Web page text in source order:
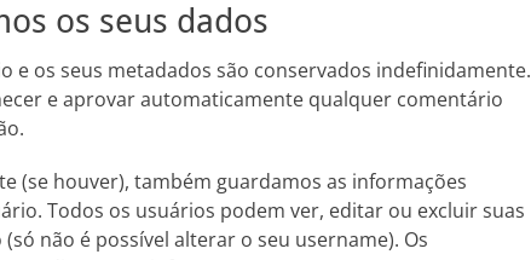
os seus dados
e os seus metadados são conservados indefinidamente.
e aprovar automaticamente qualquer comentário
(se houver), também guardamos as informações
Todos os usuários podem ver, editar ou excluir suas
não é possível alterar o seu username). Os